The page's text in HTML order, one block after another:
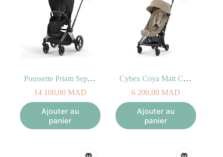
Poussette Priam Sepia black Rosegold
14 100,00 MAD
Ajouter au
panier
Cybex Coya Matt Cozy Beige
6 200,00 MAD
Ajouter au
panier